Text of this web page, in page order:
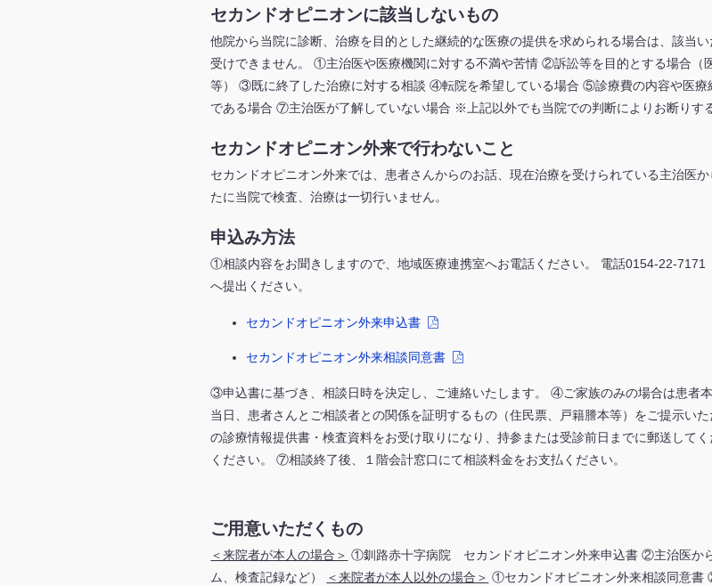
セカンドオピニオンに該当しないもの
他院から当院に診断、治療を目的とした継続的な医療の提供を求められる場合は、該当
受けできません。 ①主治医や医療機関に対する不満や苦情 ②訴訟等を目的とする場合（
等） ③既に終了した治療に対する相談 ④転院を希望している場合 ⑤診療費の内容や医
である場合 ⑦主治医が了解していない場合 ※上記以外でも当院での判断によりお断りす
セカンドオピニオン外来で行わないこと
セカンドオピニオン外来では、患者さんからのお話、現在治療を受けられている主治医
たに当院で検査、治療は一切行いません。
申込み方法
①相談内容をお聞きしますので、地域医療連携室へお電話ください。 電話0154-22-
へ提出ください。
セカンドオピニオン外来申込書
セカンドオピニオン外来相談同意書
③申込書に基づき、相談日時を決定し、ご連絡いたします。 ④ご家族のみの場合は患者
当日、患者さんとご相談者との関係を証明するもの（住民票、戸籍謄本等）をご提示い
の診療情報提供書・検査資料をお受け取りになり、持参または受診前日までに郵送して
ください。 ⑦相談終了後、１階会計窓口にて相談料金をお支払ください。
ご用意いただくもの
＜来院者が本人の場合＞ ①釧路赤十字病院 セカンドオピニオン外来申込書 ②主治医か
ム、検査記録など）
＜来院者が本人以外の場合＞ ①セカンドオピニオン外来相談同意書